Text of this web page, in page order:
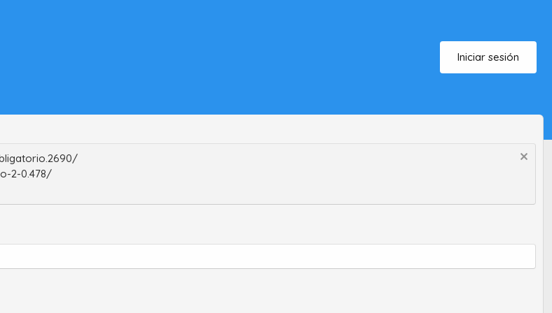
Iniciar sesión
2-0.478/